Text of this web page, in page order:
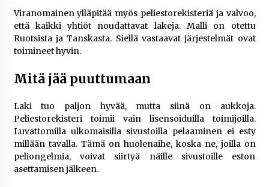
Viranomainen ylläpitää myös peliestorekisteriä ja valvoo,
että kaikki yhtiöt noudattavat lakeja. Malli on otettu
Ruotsista ja Tanskasta. Siellä vastaavat järjestelmät ovat
toimineet hyvin.
Mitä jää puuttumaan
Laki tuo paljon hyvää, mutta siinä on aukkoja.
Peliestorekisteri toimii vain lisensoiduilla toimijoilla.
Luvattomilla ulkomaisilla sivustoilla pelaaminen ei esty
millään tavalla. Tämä on huolenaihe, koska ne, joilla on
peliongelmia, voivat siirtyä näille sivustoille eston
asettamisen jälkeen.